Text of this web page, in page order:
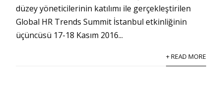
düzey yöneticilerinin katılımı ile gerçekleştirilen
Global HR Trends Summit İstanbul etkinliğinin
üçüncüsü 17-18 Kasım 2016...
+ READ MORE